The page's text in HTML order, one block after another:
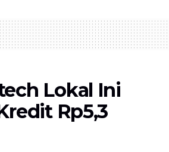
Lokal Ini
Rp5,3